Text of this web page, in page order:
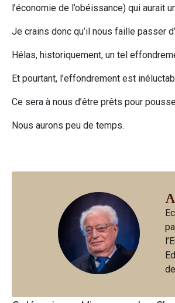
l’économie de l’obéissance) qui aurait
Je crains donc qu’il nous faille passer
Hélas, historiquement, un tel
Et pourtant, l’effondrement est
Ce sera à nous d’être prêts pour
Nous aurons peu de temps.